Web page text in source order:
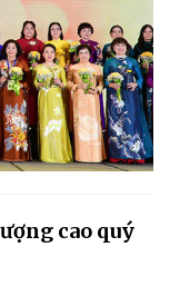
cao quý